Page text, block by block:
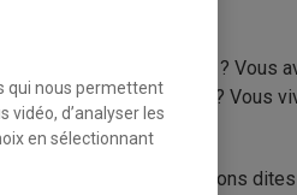
ou un coup de cafard ? Vous
impatient ou maussade? Vous
durant lequel les émotions
qui nous permettent
vidéo, d’analyser les
en sélectionnant